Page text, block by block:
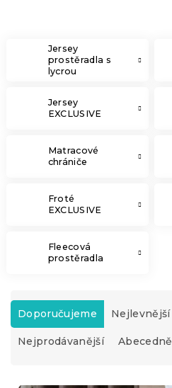
Jersey
prostěradla s
lycrou
Jersey
EXCLUSIVE
Matracové
chrániče
Froté
EXCLUSIVE
Fleecová
prostěradla
Ř
z
e
Doporučujeme Nejlevnější
Nejprodávanější Abecedně